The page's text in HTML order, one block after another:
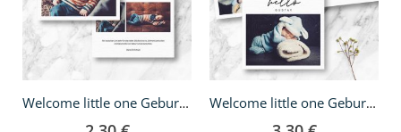
Welcome little one Geburtskarte - quadratisch Welcome little one Geburtskarte - Klappkarte quadratisch